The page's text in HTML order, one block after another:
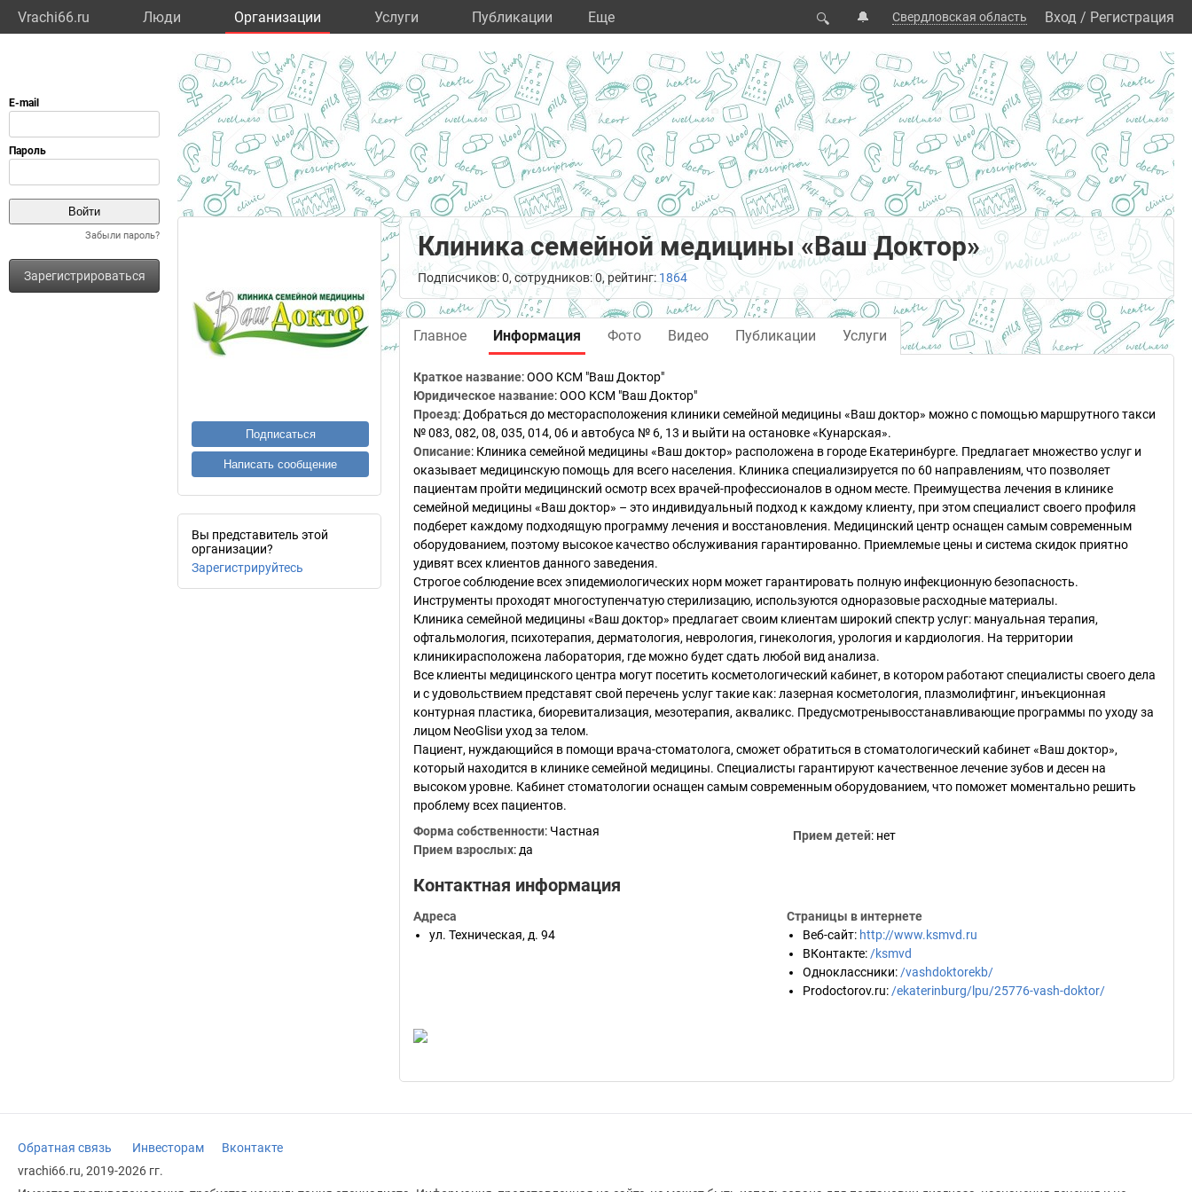
Vrachi66.ru Люди Организации Услуги Публикации Eще 🔍 🔔 Свердловская область Вход / Регистрация
Забыли пароль?
Зарегистрироваться
Подписаться
Написать сообщение
Вы представитель этой
организации?
Зарегистрируйтесь
Клиника семейной медицины «Ваш Доктор»
Подписчиков: 0, сотрудников: 0, рейтинг: 1864
Главное Информация Фото Видео Публикации Услуги
Краткое название:ООО КСМ "Ваш Доктор"
Юридическое название:ООО КСМ "Ваш Доктор"
Проезд: Добраться до месторасположения клиники семейной медицины «Ваш доктор» можно с помощью маршрутного такси
№ 083, 082, 08, 035, 014, 06 и автобуса № 6, 13 и выйти на остановке «Кунарская».
Описание: Клиника семейной медицины «Ваш доктор» расположена в городе Екатеринбурге. Предлагает множество услуг и
оказывает медицинскую помощь для всего населения. Клиника специализируется по 60 направлениям, что позволяет
пациентам пройти медицинский осмотр всех врачей-профессионалов в одном месте. Преимущества лечения в клинике
семейной медицины «Ваш доктор» – это индивидуальный подход к каждому клиенту, при этом специалист своего профиля
подберет каждому подходящую программу лечения и восстановления. Медицинский центр оснащен самым современным
оборудованием, поэтому высокое качество обслуживания гарантированно. Приемлемые цены и система скидок приятно
удивят всех клиентов данного заведения.
Строгое соблюдение всех эпидемиологических норм может гарантировать полную инфекционную безопасность.
Инструменты проходят многоступенчатую стерилизацию, используются одноразовые расходные материалы.
Клиника семейной медицины «Ваш доктор» предлагает своим клиентам широкий спектр услуг: мануальная терапия,
офтальмология, психотерапия, дерматология, неврология, гинекология, урология и кардиология. На территории
клиникирасположена лаборатория, где можно будет сдать любой вид анализа.
Все клиенты медицинского центра могут посетить косметологический кабинет, в котором работают специалисты своего дела
и с удовольствием представят свой перечень услуг такие как: лазерная косметология, плазмолифтинг, инъекционная
контурная пластика, биоревитализация, мезотерапия, акваликс. Предусмотренывосстанавливающие программы по уходу за
лицом NeoGlisи уход за телом.
Пациент, нуждающийся в помощи врача-стоматолога, сможет обратиться в стоматологический кабинет «Ваш доктор»,
который находится в клинике семейной медицины. Специалисты гарантируют качественное лечение зубов и десен на
высоком уровне. Кабинет стоматологии оснащен самым современным оборудованием, что поможет моментально решить
проблему всех пациентов.
Форма собственности: Частная
Прием взрослых: да
Прием детей: нет
Контактная информация
Адреса
ул. Техническая, д. 94
Страницы в интернете
Веб-сайт: http://www.ksmvd.ru
ВКонтакте: /ksmvd
Одноклассники: /vashdoktorekb/
Prodoctorov.ru: /ekaterinburg/lpu/25776-vash-doktor/
Обратная связь Инвесторам
Вконтакте
vrachi66.ru, 2019-2026 гг.